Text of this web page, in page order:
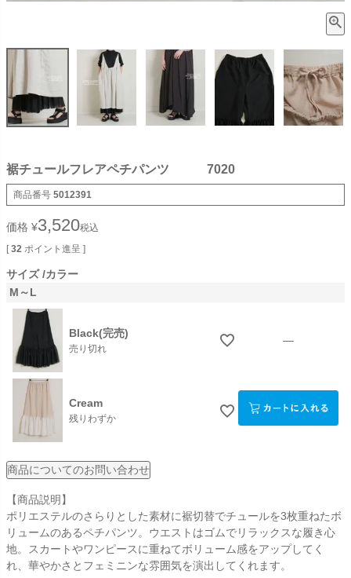
裾チュールフレアペチパンツ 7020
商品番号 5012391
価格 ¥3,520税込
[ 32 ポイント進呈 ]
サイズ カラー
M～L
Black(完売)
売り切れ
—
Cream
残りわずか
商品についてのお問い合わせ
【商品説明】
ポリエステルのさらりとした素材に裾切替でチュールを3枚重ねたボ
リュームのあるペチパンツ。ウエストはゴムでリラックスな履き心
地。スカートやワンピースに重ねてボリューム感をアップしてく
れ、華やかさとフェミニンな雰囲気を演出してくれます。